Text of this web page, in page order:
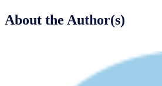
About the Author(s)